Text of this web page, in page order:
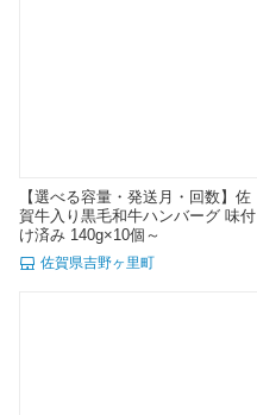
【選べる容量・発送月・回数】佐
賀牛入り黒毛和牛ハンバーグ 味付
け済み 140g×10個～
佐賀県吉野ヶ里町